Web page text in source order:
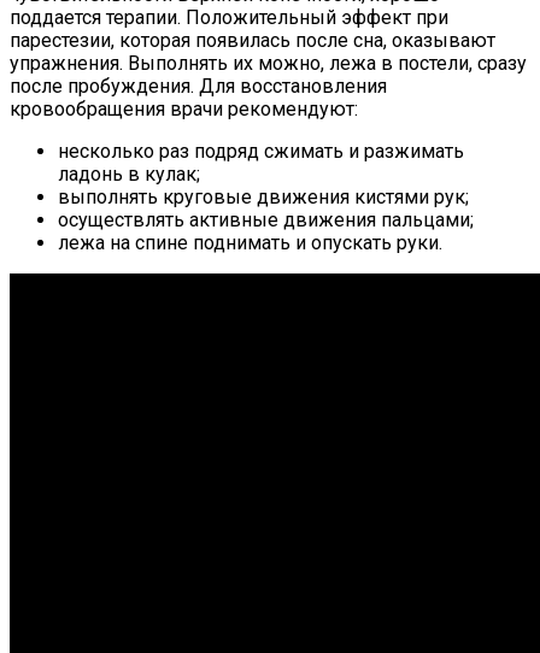
поддается терапии. Положительный эффект при
парестезии, которая появилась после сна, оказывают
упражнения. Выполнять их можно, лежа в постели, сразу
после пробуждения. Для восстановления
кровообращения врачи рекомендуют:
несколько раз подряд сжимать и разжимать
ладонь в кулак;
выполнять круговые движения кистями рук;
осуществлять активные движения пальцами;
лежа на спине поднимать и опускать руки.